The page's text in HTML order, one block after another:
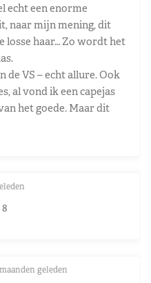
echt een enorme
naar mijn mening, dit
losse haar… Zo wordt het
VS – echt allure. Ook
al vond ik een capejas
het goede. Maar dit
geleden